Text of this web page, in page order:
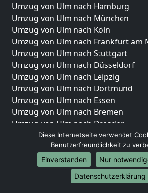
Umzug von Ulm nach Hamburg
Umzug von Ulm nach München
Umzug von Ulm nach Köln
Umzug von Ulm nach Frankfurt am
Umzug von Ulm nach Stuttgart
Umzug von Ulm nach Düsseldorf
Umzug von Ulm nach Leipzig
Umzug von Ulm nach Dortmund
Umzug von Ulm nach Essen
Umzug von Ulm nach Bremen
Umzug von Ulm nach Dresden
Umzug von Ulm nach Hannover
Umzug von Ulm nach Nürnberg
Umzug von Ulm nach Duisburg
Umzug von Ulm nach Bochum
Umzug von Ulm nach Wuppertal
Diese Internetseite verwendet
Benutzerfreundlichkeit zu
Einverstanden
Nur
Datenschutzerklärung